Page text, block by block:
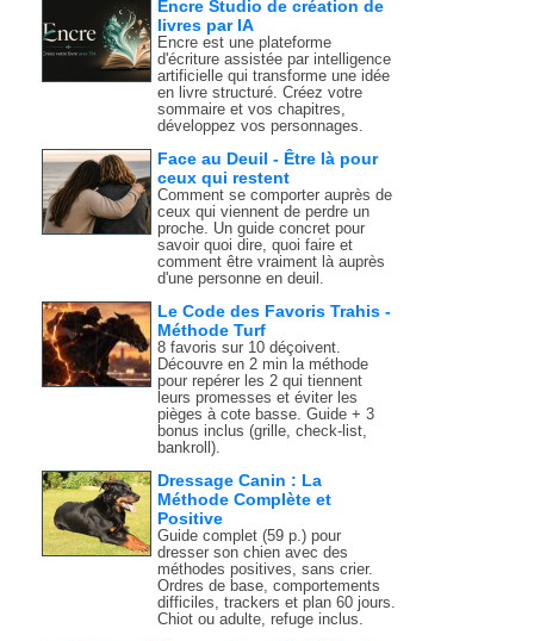
Encre Studio de création de
livres par IA
Encre est une plateforme
d'écriture assistée par intelligence
artificielle qui transforme une idée
en livre structuré. Créez votre
sommaire et vos chapitres,
développez vos personnages.
Face au Deuil - Être là pour
ceux qui restent
Comment se comporter auprès de
ceux qui viennent de perdre un
proche. Un guide concret pour
savoir quoi dire, quoi faire et
comment être vraiment là auprès
d'une personne en deuil.
Le Code des Favoris Trahis -
Méthode Turf
8 favoris sur 10 déçoivent.
Découvre en 2 min la méthode
pour repérer les 2 qui tiennent
leurs promesses et éviter les
pièges à cote basse. Guide + 3
bonus inclus (grille, check-list,
bankroll).
Dressage Canin : La
Méthode Complète et
Positive
Guide complet (59 p.) pour
dresser son chien avec des
méthodes positives, sans crier.
Ordres de base, comportements
difficiles, trackers et plan 60 jours.
Chiot ou adulte, refuge inclus.